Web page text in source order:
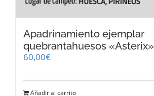
Apadrinamiento ejemplar
quebrantahuesos «Asterix»
60,00€
Añadir al carrito